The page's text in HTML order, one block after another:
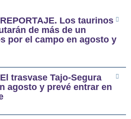
REPORTAJE. Los taurinos
de más de un
por el campo en agosto y
El trasvase Tajo-Segura
agosto y prevé entrar en